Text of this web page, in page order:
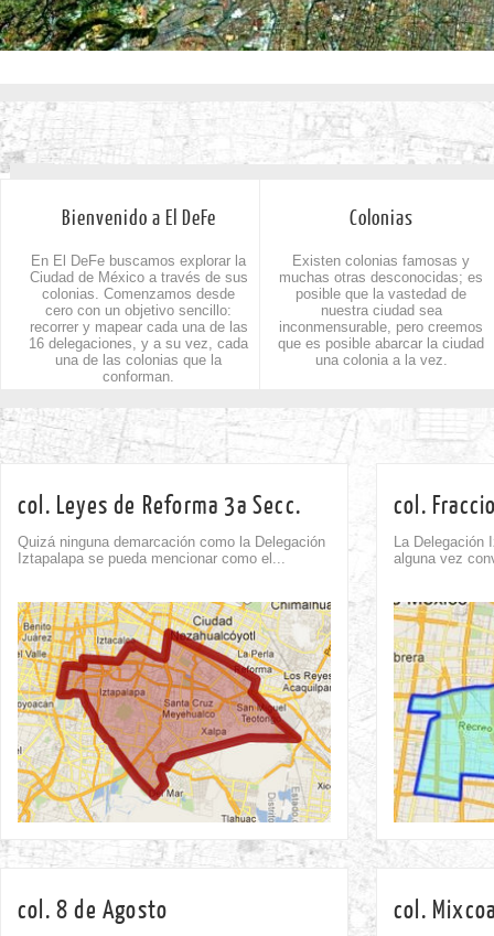
Bienvenido a El DeFe
En El DeFe buscamos explorar la
Ciudad de México a través de sus
colonias. Comenzamos desde
cero con un objetivo sencillo:
recorrer y mapear cada una de las
16 delegaciones, y a su vez, cada
una de las colonias que la
conforman.
Colonias
Existen colonias famosas y
muchas otras desconocidas; es
posible que la vastedad de
nuestra ciudad sea
inconmensurable, pero creemos
que es posible abarcar la ciudad
una colonia a la vez.
col. Leyes de Reforma 3a Secc.
Quizá ninguna demarcación como la Delegación
Iztapalapa se pueda mencionar como el...
col.
La
alguna vez
0
Comment
col. 8 de Agosto col.